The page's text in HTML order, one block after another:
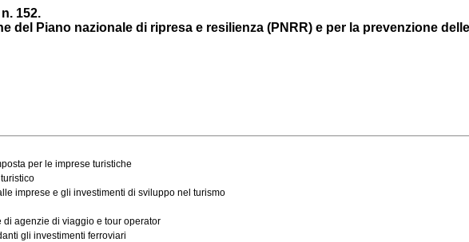
152.
del Piano nazionale di ripresa e resilienza (PNRR) e per la prevenzione
per le imprese turistiche
imprese e gli investimenti di sviluppo nel turismo
agenzie di viaggio e tour operator
gli investimenti ferroviari